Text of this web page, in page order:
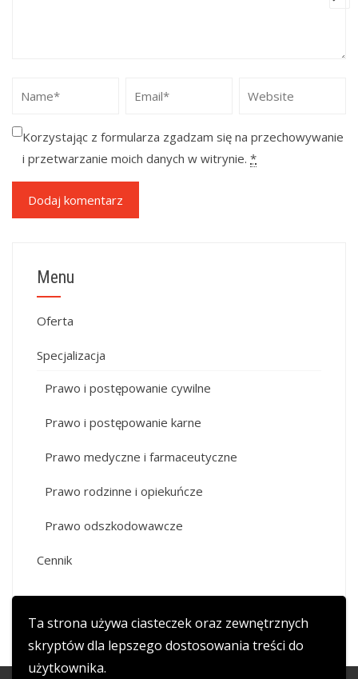
Ta strona używa ciasteczek oraz zewnętrznych
skryptów dla lepszego dostosowania treści do
użytkownika.
Korzystając z formularza zgadzam się na przechowywanie
i przetwarzanie moich danych w witrynie. *
Menu
Oferta
Specjalizacja
Prawo i postępowanie cywilne
Prawo i postępowanie karne
Prawo medyczne i farmaceutyczne
Prawo rodzinne i opiekuńcze
Prawo odszkodowawcze
Cennik